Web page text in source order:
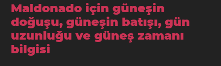
Maldonado için güneşin
doğuşu, güneşin batışı, gün
uzunluğu ve güneş zamanı
bilgisi